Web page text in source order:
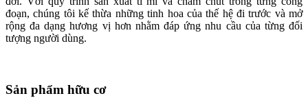
đoạn, chúng tôi kế thừa những tinh hoa của thế hệ đi trước và mở
rộng đa dạng hương vị hơn nhằm đáp ứng nhu cầu của từng đối
tượng người dùng.
Sản phẩm hữu cơ